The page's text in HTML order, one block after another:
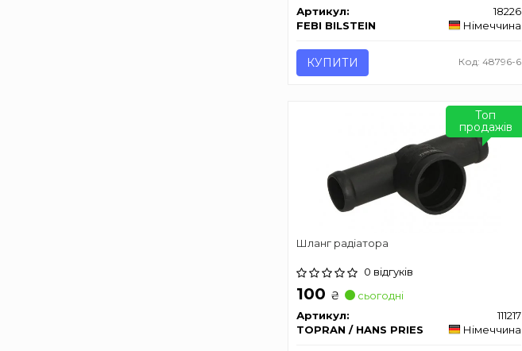
Артикул:
18226
FEBI BILSTEIN
Німеччина
КУПИТИ Код: 48796-6
Шланг радіатора
0 відгуків
100 ₴
сьогодні
Артикул:
111217
TOPRAN / HANS PRIES
Німеччина
Топ
продажів